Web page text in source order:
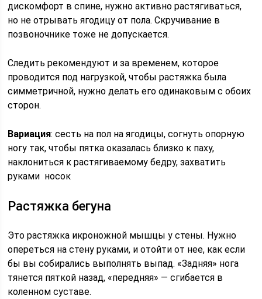
дискомфорт в спине, нужно активно растягиваться,
но не отрывать ягодицу от пола. Скручивание в
позвоночнике тоже не допускается.
Следить рекомендуют и за временем, которое
проводится под нагрузкой, чтобы растяжка была
симметричной, нужно делать его одинаковым с обоих
сторон.
Вариация: сесть на пол на ягодицы, согнуть опорную
ногу так, чтобы пятка оказалась близко к паху,
наклониться к растягиваемому бедру, захватить
руками носок
Растяжка бегуна
Это растяжка икроножной мышцы у стены. Нужно
опереться на стену руками, и отойти от нее, как если
бы вы собирались выполнять выпад. «Задняя» нога
тянется пяткой назад, «передняя» — сгибается в
коленном суставе.